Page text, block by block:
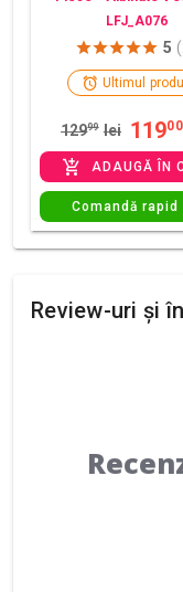
LFJ_A076
5
Ultimul
12999 lei 11900
ADAUGĂ ÎN
Comandă rapid
Review-uri și